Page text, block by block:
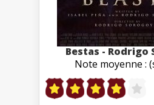
Bestas - Rodrigo
Note moyenne :